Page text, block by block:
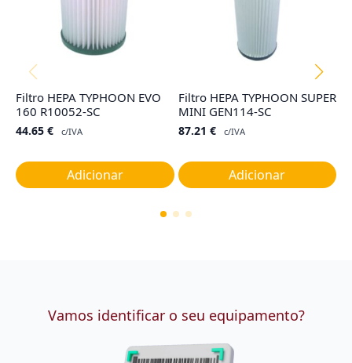
Filtro HEPA TYPHOON EVO
160 R10052-SC
44.65 € c/IVA
Adicionar
Filtro HEPA TYPHOON SUPER
MINI GEN114-SC
87.21 € c/IVA
Adicionar
Vamos identificar o seu equipamento?